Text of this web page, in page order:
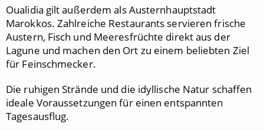
Oualidia gilt außerdem als Austernhauptstadt
Marokkos. Zahlreiche Restaurants servieren frische
Austern, Fisch und Meeresfrüchte direkt aus der
Lagune und machen den Ort zu einem beliebten Ziel
für Feinschmecker.
Die ruhigen Strände und die idyllische Natur schaffen
ideale Voraussetzungen für einen entspannten
Tagesausflug.